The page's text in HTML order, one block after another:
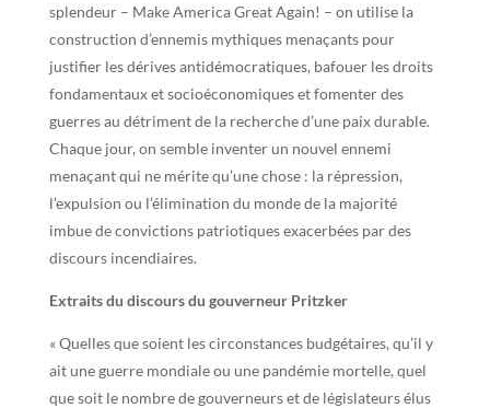
splendeur – Make America Great Again! – on utilise la
construction d’ennemis mythiques menaçants pour
justifier les dérives antidémocratiques, bafouer les droits
fondamentaux et socioéconomiques et fomenter des
guerres au détriment de la recherche d’une paix durable.
Chaque jour, on semble inventer un nouvel ennemi
menaçant qui ne mérite qu’une chose : la répression,
l’expulsion ou l’élimination du monde de la majorité
imbue de convictions patriotiques exacerbées par des
discours incendiaires.
Extraits du discours du gouverneur Pritzker
« Quelles que soient les circonstances budgétaires, qu’il y
ait une guerre mondiale ou une pandémie mortelle, quel
que soit le nombre de gouverneurs et de législateurs élus